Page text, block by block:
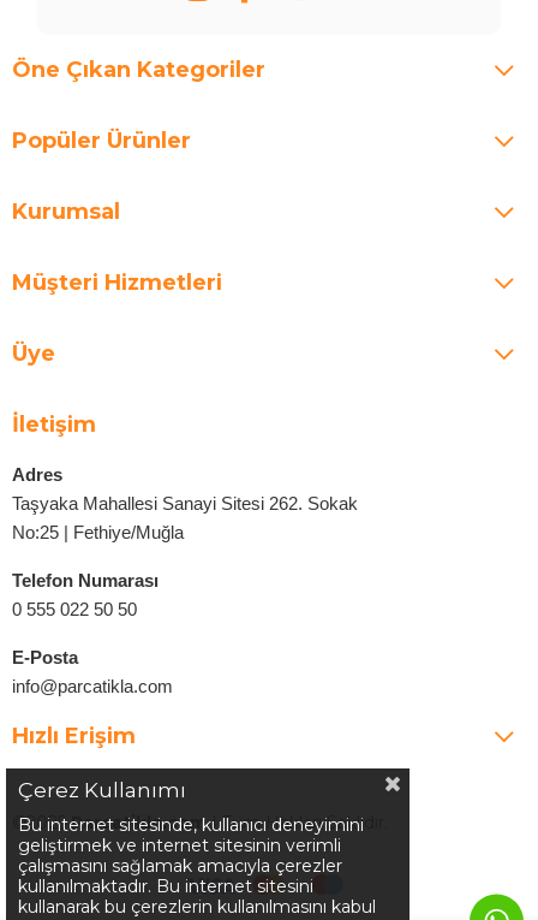
Öne Çıkan Kategoriler
Popüler Ürünler
Kurumsal
Müşteri Hizmetleri
Üye
İletişim
Adres
Taşyaka Mahallesi Sanayi Sitesi 262. Sokak
No:25 | Fethiye/Muğla
Telefon Numarası
0 555 022 50 50
E-Posta
info@parcatikla.com
Hızlı Erişim
©2025Parcatikla.com| Tüm Hakları Saklıdır.
Çerez Kullanımı
Bu internet sitesinde, kullanıcı deneyimini
geliştirmek ve internet sitesinin verimli
çalışmasını sağlamak amacıyla çerezler
kullanılmaktadır. Bu internet sitesini
kullanarak bu çerezlerin kullanılmasını kabul